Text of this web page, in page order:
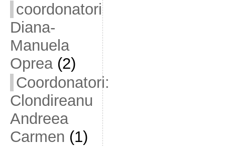
coordonatori
Diana-
Manuela
Oprea(2)
Coordonatori:
Clondireanu
Andreea
Carmen (1)